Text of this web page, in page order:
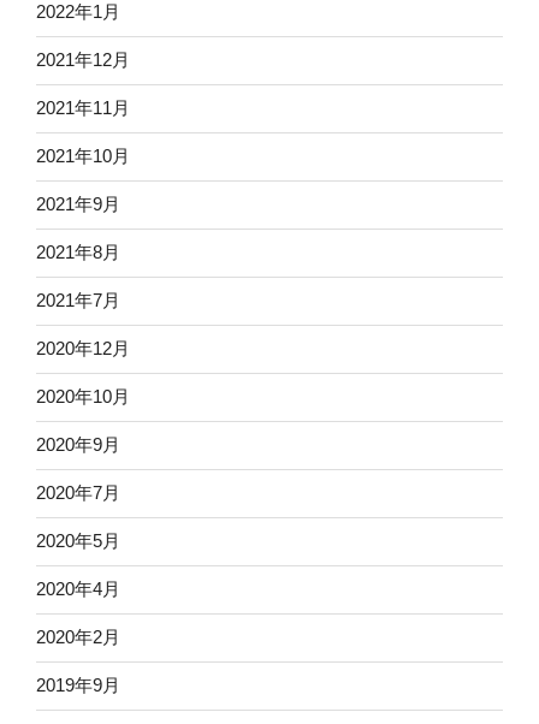
2022年1月
2021年12月
2021年11月
2021年10月
2021年9月
2021年8月
2021年7月
2020年12月
2020年10月
2020年9月
2020年7月
2020年5月
2020年4月
2020年2月
2019年9月